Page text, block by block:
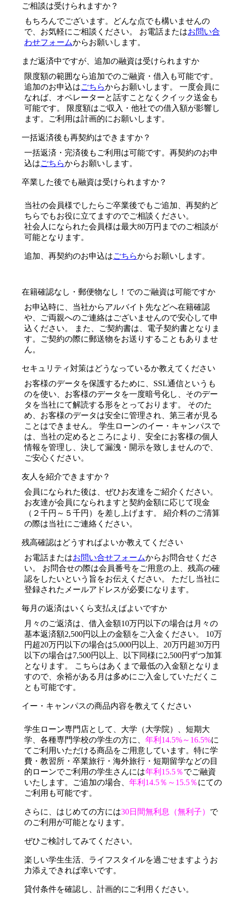
ご相談は受けられますか？
もちろんでございます。どんな点でも構いませんの
で、お気軽にご相談ください。 お電話またはお問い合
わせフォームからお願いします。
まだ返済中ですが、追加の融資は受けられますか
限度額の範囲なら追加でのご融資・借入も可能です。
追加のお申込はごちらからお願いします。 一度会員に
なれば、オペレーターと話すことなくクイック送金も
可能です。 限度額はご収入・他社での借入額が影響し
ます。ご利用は計画的にお願いします。
一括返済後も再契約はできますか？
一括返済・完済後もご利用は可能です。再契約のお申
込はごちらからお願いします。
卒業した後でも融資は受けられますか？
当社の会員様でしたらご卒業後でもご追加、再契約ど
ちらでもお役に立てますのでご相談ください。
社会人になられた会員様は最大80万円までのご相談が
可能となります。
追加、再契約のお申込はごちらからお願いします。
在籍確認なし・郵便物なし！でのご融資は可能ですか
お申込時に、当社からアルバイト先などへ在籍確認
や、ご両親へのご連絡はございませんので安心して申
込ください。 また、ご契約書は、電子契約書となりま
す。ご契約の際に郵送物をお送りすることもありませ
ん。
セキュリティ対策はどうなっているか教えてください
お客様のデータを保護するために、SSL通信というも
のを使い、お客様のデータを一度暗号化し、そのデー
タを当社にて解読する形をとっております。 そのた
め、お客様のデータは安全に管理され、第三者が見る
ことはできません。 学生ローンのイー・キャンパスで
は、当社の定めるところにより、安全にお客様の個人
情報を管理し、決して漏洩・開示を致しませんので、
ご安心ください。
友人を紹介できますか？
会員になられた後は、ぜひお友達をご紹介ください。
お友達が会員になられますと契約金額に応じて現金
（２千円～５千円）を差し上げます。 紹介料のご清算
の際は当社にご連絡ください。
残高確認はどうすればよいか教えてください
お電話またはお問い合せフォームからお問合せくださ
い。 お問合せの際は会員番号をご用意の上、残高の確
認をしたいという旨をお伝えください。 ただし当社に
登録されたメールアドレスが必要になります。
毎月の返済はいくら支払えばよいですか
月々のご返済は、借入金額10万円以下の場合は月々の
基本返済額2,500円以上の金額をご入金ください。 10万
円超20万円以下の場合は5,000円以上、20万円超30万円
以下の場合は7,500円以上、以下同様に2,500円ずつ加算
となります。 こちらはあくまで最低の入金額となりま
すので、余裕がある月は多めにご入金していただくこ
とも可能です。
イー・キャンパスの商品内容を教えてください
学生ローン専門店として、大学（大学院）、短期大
学、各種専門学校の学生の方に、 年利14.5%～16.5%に
てご利用いただける商品をご用意しています。特に学
費・教習所・卒業旅行・海外旅行・短期留学などの目
的ローンでご利用の学生さんには年利15.5％でご融資
いたします。ご追加の場合、 年利14.5％～15.5％にての
ご利用も可能です。
さらに、はじめての方には30日間無利息（無利子） で
のご利用が可能となります。
ぜひご検討してみてください。
楽しい学生生活、ライフスタイルを過ごせますようお
力添えできれば幸いです。
貸付条件を確認し、計画的にご利用ください。